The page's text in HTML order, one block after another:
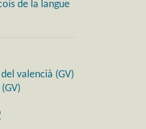
de la langue
valencià (GV)